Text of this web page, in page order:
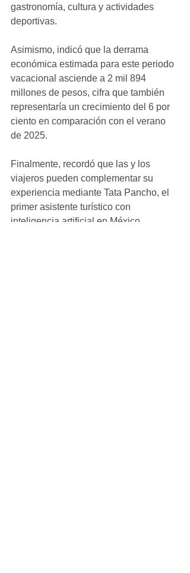
gastronomía, cultura y actividades
deportivas.
Asimismo, indicó que la derrama
económica estimada para este periodo
vacacional asciende a 2 mil 894
millones de pesos, cifra que también
representaría un crecimiento del 6 por
ciento en comparación con el verano
de 2025.
Finalmente, recordó que las y los
viajeros pueden complementar su
experiencia mediante Tata Pancho, el
primer asistente turístico con
inteligencia artificial en México,